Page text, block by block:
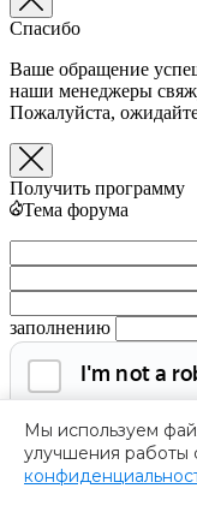
Мы используем
улучшения работы
Спасибо
Ваше обращение
наши менеджеры
Пожалуйста,
Получить программу
Тема форума
заполнению